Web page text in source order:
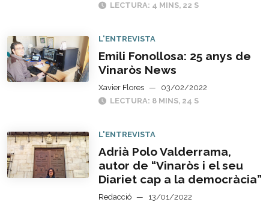
LECTURA: 4 MINS, 22 S
L'ENTREVISTA
Emili Fonollosa: 25 anys de
Vinaròs News
Xavier Flores —
03/02/2022
LECTURA: 8 MINS, 24 S
L'ENTREVISTA
Adrià Polo Valderrama,
autor de “Vinaròs i el seu
Diariet cap a la democràcia”
Redacció —
13/01/2022